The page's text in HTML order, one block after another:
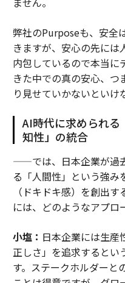
弊社のPurposeも、安全
きますが、安心の先には
内包しているので本当に
きた中での真の安心、
り見せていかないといけ
AI時代に求められる
知性」の統合
——では、日本企業が過
る「人間性」という強
（ドキドキ感）を創出
には、どのようなアプロ
小塩： 日本企業には生産
正しさ」を追求するとい
す。ステークホルダーと